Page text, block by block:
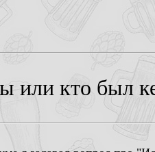
или кто был